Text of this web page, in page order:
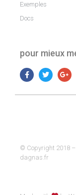
Exemples
Docs
pour mieux
© Copyright 2018
dagnas.fr